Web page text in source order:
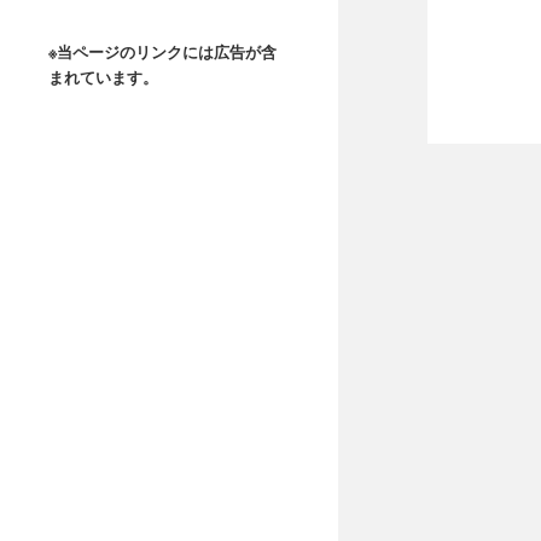
※当ページのリンクには広告が含
まれています。